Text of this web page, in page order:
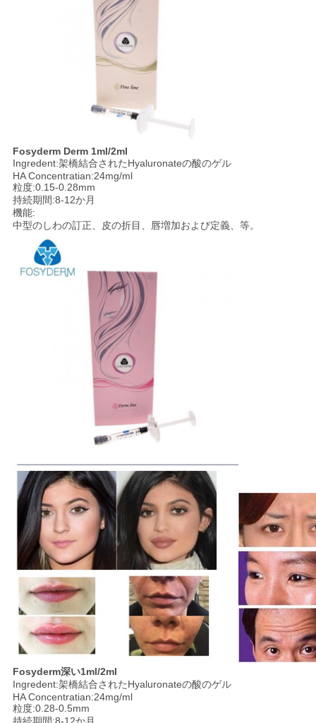
Fosyderm Derm 1ml/2ml
Ingredent:架橋結合されたHyaluronateの酸のゲル
HA Concentratian:24mg/ml
粒度:0.15-0.28mm
持続期間:8-12か月
機能:
中型のしわの訂正、皮の折目、唇増加および定義、等。
Fosyderm深い1ml/2ml
Ingredent:架橋結合されたHyaluronateの酸のゲル
HA Concentratian:24mg/ml
粒度:0.28-0.5mm